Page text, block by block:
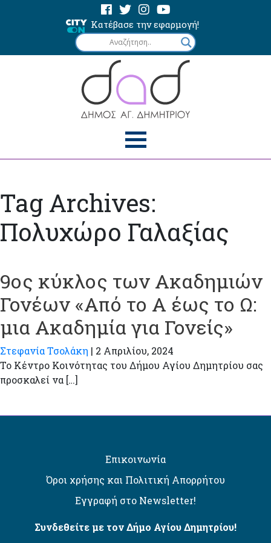
Κατέβασε την εφαρμογή!
Tag Archives:
Πολυχώρο Γαλαξίας
9ος κύκλος των Ακαδημιών
Γονέων «Από το Α έως το Ω:
μια Ακαδημία για Γονείς»
Στεφανία Τσολάκη | 2 Απριλίου, 2024
Το Κέντρο Κοινότητας του Δήμου Αγίου Δημητρίου σας
προσκαλεί να […]
Επικοινωνία
Όροι χρήσης και Πολιτική Απορρήτου
Εγγραφή στο Newsletter!
Συνδεθείτε με τον Δήμο Αγίου Δημητρίου!